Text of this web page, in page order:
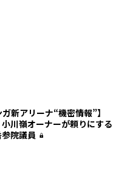
ガ新アリーナ“機密情報”】
小川嶺オーナーが頼りにする
院議員